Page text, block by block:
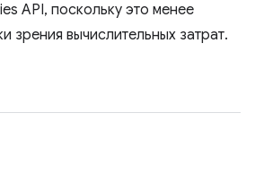
API, поскольку это менее
зрения вычислительных затрат.